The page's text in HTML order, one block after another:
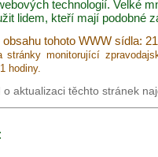
technologií. Velké
lidem, kteří mají podobné
tohoto WWW sídla:
stránky monitorující
hodiny.
aktualizaci těchto stránek